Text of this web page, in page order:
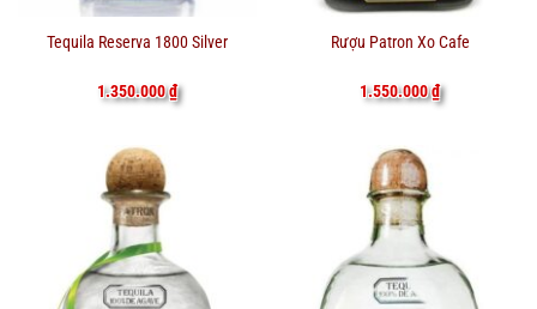
Tequila Reserva 1800 Silver
1.350.000₫
Rượu Patron Xo Cafe
1.550.000₫